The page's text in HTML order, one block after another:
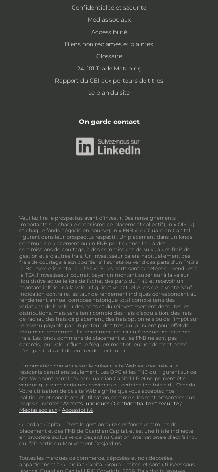
Confidentialité et sécurité
Médias sociaux
Accessibilité
Biens non réclamés et plaintes
Glossaire
24-101 Trade Matching
Rapport du CEI aux porteurs de titres
Le plan du site
On garde contact
Veuillez lire le prospectus avant d’investir. Des renseignements
importants sur chaque organisme de placement collectif (un « OPC »)
et chaque fonds négocié en bourse (un « FNB ») de Guardian Capital
figurent dans leur prospectus respectif. Un placement dans un fonds
commun de placement ou un FNB peut donner lieu à des
commissions de courtage, à des commissions de suivi, à des frais de
gestion et à d’autres frais. Un investisseur paiera habituellement des
frais de courtage à son courtier s’il achète ou vend des parts d’un FNB à
la Bourse de Toronto (la « TSX »). Si les parts sont achetées ou vendues à
la TSX, l’investisseur pourrait payer un montant supérieur à la valeur
liquidative actuelle lors de l’achat des parts du FNB et recevoir un
montant inférieur à la valeur liquidative actuelle lors de la vente. Sauf
indication contraire, les taux de rendement indiqués correspondent au
rendement annuel composé historique total compte tenu des
variations de la valeur des parts et du réinvestissement de toutes les
distributions, mais sans tenir compte des frais d’acquisition, des frais
de rachat, des frais de placement, des frais optionnels ou de l’impôt sur
le revenu payable par un porteur de titres, qui auraient pour effet de
réduire ce rendement. Le rendement est calculé déduction faite des
frais. Les fonds communs de placement et les FNB ne sont pas
garantis, leur valeur fluctue fréquemment et leur rendement passé
n’est pas indicatif de leur rendement futur.
L’information contenue sur le présent site Web est destinée aux
résidents canadiens seulement. Les OPC et les FNB qui figurent sur ce
site Web sont parrainés par Guardian Capital LP et ne peuvent être
vendus que dans certaines provinces ou certains territoires du Canada.
Votre utilisation de ce site Web signifie que vous acceptez nos
politiques et conditions d’utilisation, comme elles sont présentées aux
pages suivantes : Aspects juridiques /Confidentialité et sécurité /
Médias sociaux /Accessibilité
Guardian Capital LP est le gestionnaire des fonds communs de
placement et des FNB de Guardian Capital, et est une filiale indirecte
en propriété exclusive de Desjardins Gestion internationale d’actifs inc.,
qui fait partie du Mouvement Desjardins.
Toutes les marques de commerce, déposées et non déposées,
appartiennent à Guardian Capital Group Limited et sont utilisées sous
licence. Guardian Capital LP © Copyright 2026. Tous droits réservés.